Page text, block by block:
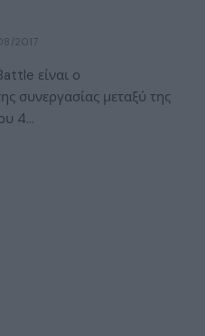
2017
είναι ο
συνεργασίας μεταξύ της
4…